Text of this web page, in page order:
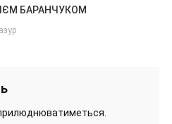
БАРАНЧУКОМ